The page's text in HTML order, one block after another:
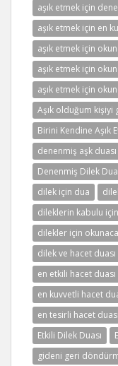
aşık etmek için
aşık etmek için en
aşık etmek için
aşık etmek için
aşık etmek için
Aşık olduğum
Birini Kendine Aşık
denenmiş aşk duası
Denenmiş Dilek
dilek için dua
dileklerin kabulu
dilekler için
dilek ve hacet duası
en etkili hacet duası
en kuvvetli hacet
en tesirli hacet duası
Etkili Dilek Duası
gideni geri